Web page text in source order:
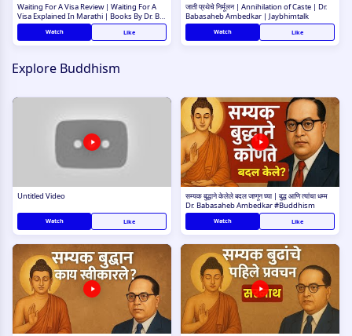
Waiting For A Visa Review | Waiting For A
Visa Explained In Marathi | Books By Dr. B.
R. Ambedkar
Watch Like
जाती प्रथेचे निर्मूलन | Annihilation of Caste | Dr.
Babasaheb Ambedkar | Jaybhimtalk
Watch Like
Explore Buddhism
Untitled Video
Watch Like
सम्यक बुद्धाने केलेले बदल जाणून घ्या | बुद्ध आणि त्यांचा धम्म
Dr. Babasaheb Ambedkar #Buddhism
Watch Like